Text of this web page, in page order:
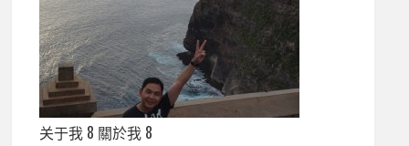
关于我 8 關於我 8